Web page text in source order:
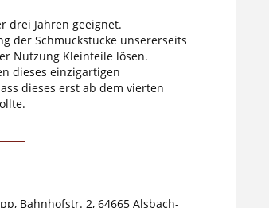
drei Jahren geeignet.
der Schmuckstücke unsererseits
Nutzung Kleinteile lösen.
dieses einzigartigen
dieses erst ab dem vierten
Bahnhofstr. 2, 64665 Alsbach-